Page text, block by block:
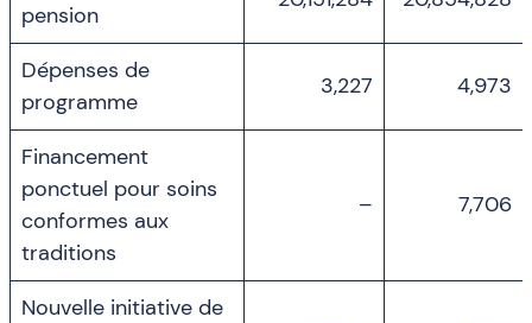
pension
Dépenses de
programme
3,227 4,973
Financement
ponctuel pour soins
conformes aux
traditions
– 7,706
Nouvelle initiative de